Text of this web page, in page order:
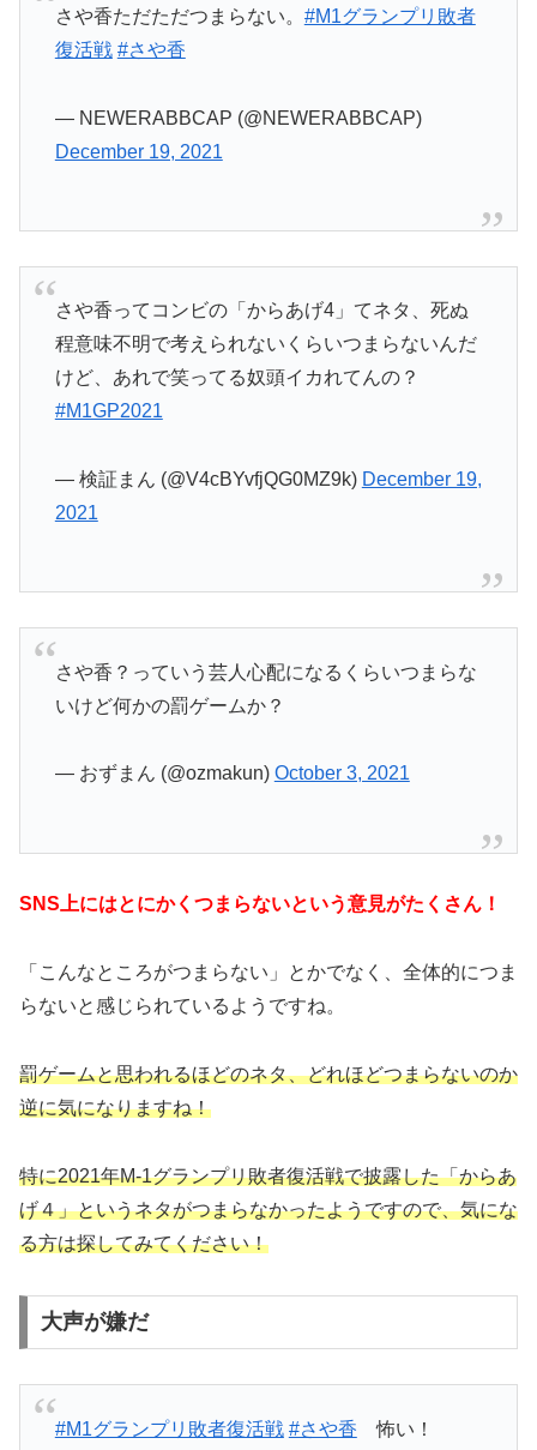
さや香ただただつまらない。 #M1グランプリ敗者
復活戦 #さや香
— NEWERABBCAP (@NEWERABBCAP)
December 19, 2021
さや香ってコンビの「からあげ4」てネタ、死ぬ
程意味不明で考えられないくらいつまらないんだ
けど、あれで笑ってる奴頭イカれてんの？
#M1GP2021
— 検証まん (@V4cBYvfjQG0MZ9k) December 19,
2021
さや香？っていう芸人心配になるくらいつまらな
いけど何かの罰ゲームか？
— おずまん (@ozmakun) October 3, 2021
SNS上にはとにかくつまらないという意見がたくさん！
「こんなところがつまらない」とかでなく、全体的につま
らないと感じられているようですね。
罰ゲームと思われるほどのネタ、どれほどつまらないのか
逆に気になりますね！
特に2021年M-1グランプリ敗者復活戦で披露した「からあ
げ４」というネタがつまらなかったようですので、気にな
る方は探してみてください！
大声が嫌だ
#M1グランプリ敗者復活戦 #さや香 怖い！